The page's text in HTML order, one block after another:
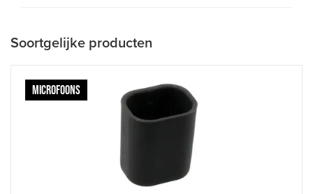
Soortgelijke producten
MICROFOONS